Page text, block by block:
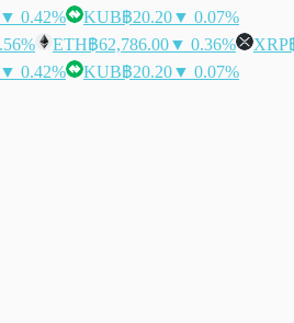
▼ 0.42% KUB฿20.20▼ 0.07%
ETH฿62,786.00▼ 0.36% XRP
▼ 0.42% KUB฿20.20▼ 0.07%